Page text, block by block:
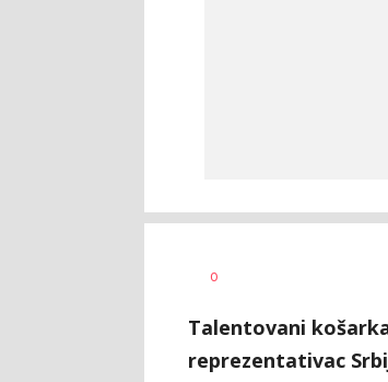
AUTOR
0
Talentovani
reprezentativac